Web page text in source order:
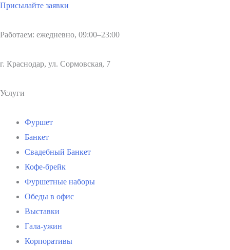
Присылайте заявки
Работаем: ежедневно, 09:00–23:00
г. Краснодар, ул. Сормовская, 7
Услуги
Фуршет
Банкет
Свадебный Банкет
Кофе-брейк
Фуршетные наборы
Обеды в офис
Выставки
Гала-ужин
Корпоративы